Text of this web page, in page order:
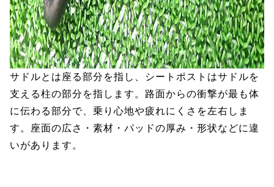
サドルとは座る部分を指し、シートポストはサドルを
支える柱の部分を指します。路面からの衝撃が最も体
に伝わる部分で、乗り心地や疲れにくさを左右しま
す。座面の広さ・素材・パッドの厚み・形状などに違
いがあります。